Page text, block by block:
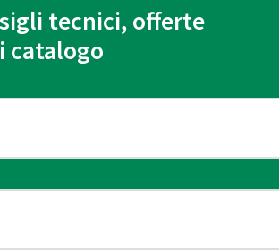
tecnici, offerte
catalogo